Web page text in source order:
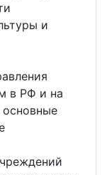
и
в РФ и на
основные